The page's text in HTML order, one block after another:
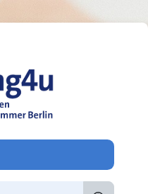
Anmelden bei